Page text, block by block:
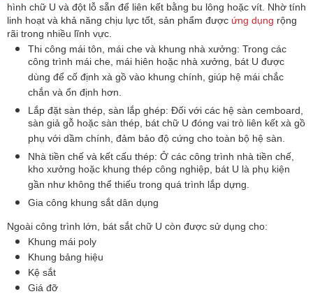
hình chữ U và đột lỗ sẵn để liên kết bằng bu lông hoặc vít. Nhờ tính
linh hoạt và khả năng chịu lực tốt, sản phẩm được ứng dụng rộng
rãi trong nhiều lĩnh vực.
Thi công mái tôn, mái che và khung nhà xưởng: Trong các
công trình mái che, mái hiên hoặc nhà xưởng, bát U được
dùng để cố định xà gồ vào khung chính, giúp hệ mái chắc
chắn và ổn định hơn.
Lắp đặt sàn thép, sàn lắp ghép: Đối với các hệ sàn cemboard,
sàn giả gỗ hoặc sàn thép, bát chữ U đóng vai trò liên kết xà gồ
phụ với dầm chính, đảm bảo độ cứng cho toàn bộ hệ sàn.
Nhà tiền chế và kết cấu thép: Ở các công trình nhà tiền chế,
kho xưởng hoặc khung thép công nghiệp, bát U là phụ kiện
gần như không thể thiếu trong quá trình lắp dựng.
Gia công khung sắt dân dụng
Ngoài công trình lớn, bát sắt chữ U còn được sử dụng cho:
Khung mái poly
Khung bảng hiệu
Kệ sắt
Giá đỡ